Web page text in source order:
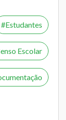
Estudantes
Escolar